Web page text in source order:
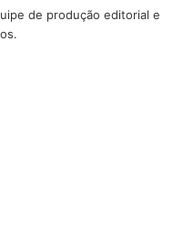
de produção editorial e